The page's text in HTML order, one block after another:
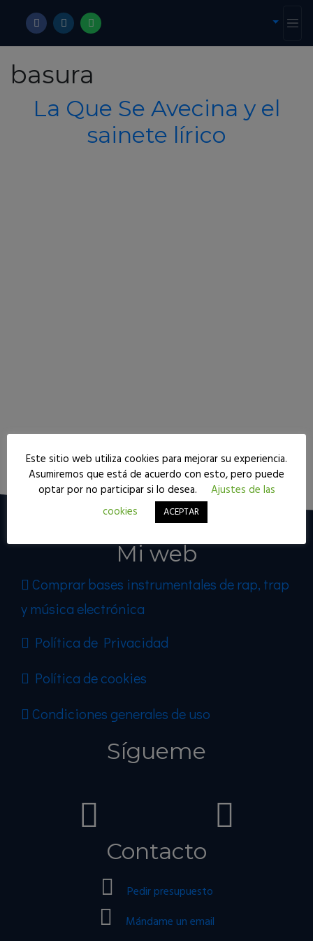
basura
La Que Se Avecina y el
sainete lírico
Seguir leyendo
Mi web
Comprar bases instrumentales de rap, trap
y música electrónica
Política de Privacidad
Política de cookies
Condiciones generales de uso
Sígueme
Contacto
Pedir presupuesto
Mándame un email
Este sitio web utiliza cookies para mejorar su experiencia.
Asumiremos que está de acuerdo con esto, pero puede
optar por no participar si lo desea.
Ajustes de las
cookies
ACEPTAR